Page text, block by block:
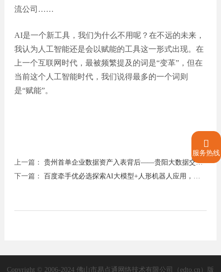
流公司……
AI是一个新工具，我们为什么不用呢？在不远的未来，
我认为人工智能还是会以赋能的工具这一形式出现。在
上一个互联网时代，最被频繁提及的词是“变革”，但在
当前这个人工智能时代，我们说得最多的一个词则
是“赋能”。
上一篇： 贵州首单企业数据资产入表背后——贵阳大数据交易所的“接二连三”
下一篇： 百度牵手优必选探索AI大模型+人形机器人应用，关注人工智能AIETF（515070）与 机器人ETF（562500）
Copyright © 2006-2024 佛山市易点通网络技术有限公司（edto.cn）版

服务热线